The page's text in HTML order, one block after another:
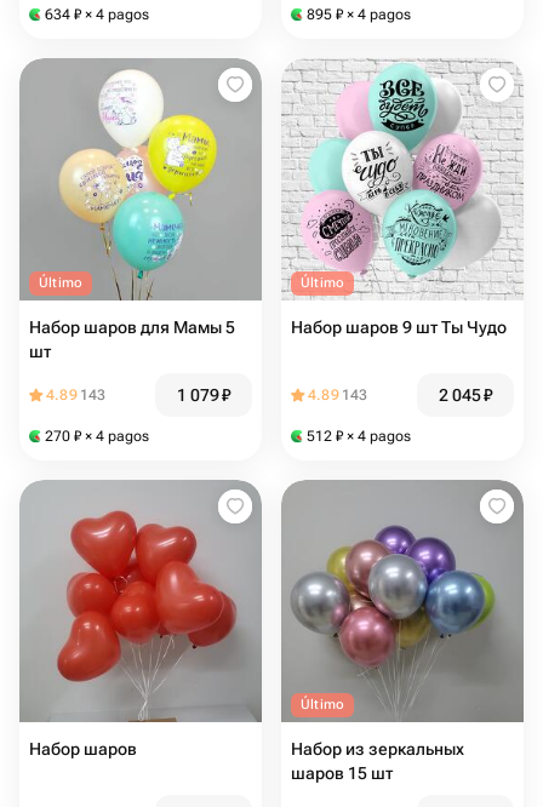
634 ₽ × 4 pagos 895 ₽ × 4 pagos
Último
Набор шаров для Мамы 5
шт
4.89 143 1 079₽
270 ₽ × 4 pagos
Último
Набор шаров 9 шт Ты Чудо
4.89 143 2 045₽
512 ₽ × 4 pagos
Набор шаров ️
Último
Набор из зеркальных
шаров 15 шт